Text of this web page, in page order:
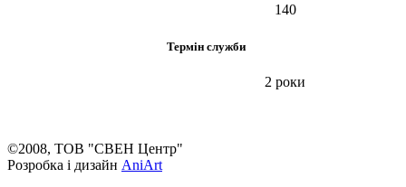
140
Термін служби
2 роки
©2008, ТОВ "СВЕН Центр"
Розробка і дизайн AniArt